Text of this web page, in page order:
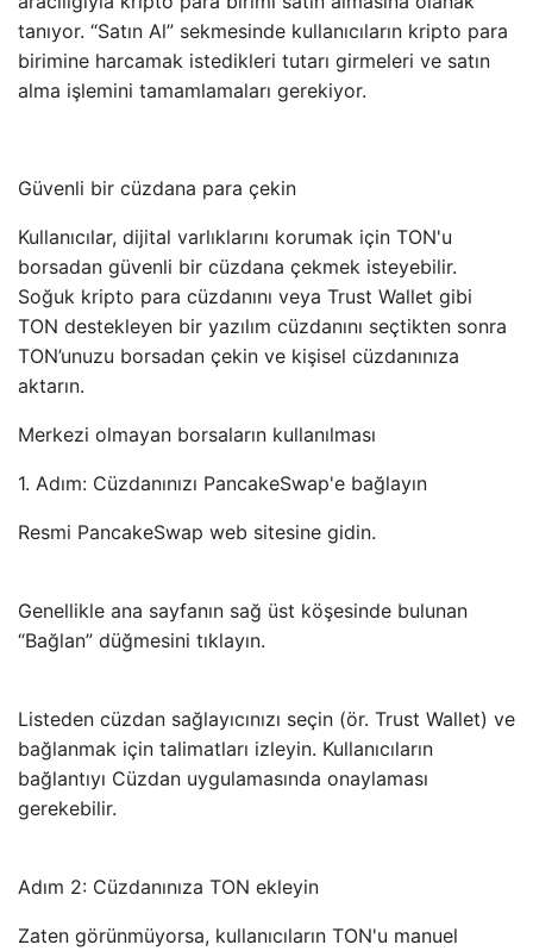
tanıyor. “Satın Al” sekmesinde kullanıcıların kripto para
birimine harcamak istedikleri tutarı girmeleri ve satın
alma işlemini tamamlamaları gerekiyor.
Güvenli bir cüzdana para çekin
Kullanıcılar, dijital varlıklarını korumak için TON'u
borsadan güvenli bir cüzdana çekmek isteyebilir.
Soğuk kripto para cüzdanını veya Trust Wallet gibi
TON destekleyen bir yazılım cüzdanını seçtikten sonra
TON’unuzu borsadan çekin ve kişisel cüzdanınıza
aktarın.
Merkezi olmayan borsaların kullanılması
1. Adım: Cüzdanınızı PancakeSwap'e bağlayın
Resmi PancakeSwap web sitesine gidin.
Genellikle ana sayfanın sağ üst köşesinde bulunan
“Bağlan” düğmesini tıklayın.
Listeden cüzdan sağlayıcınızı seçin (ör. Trust Wallet) ve
bağlanmak için talimatları izleyin. Kullanıcıların
bağlantıyı Cüzdan uygulamasında onaylaması
gerekebilir.
Adım 2: Cüzdanınıza TON ekleyin
Zaten görünmüyorsa, kullanıcıların TON'u manuel